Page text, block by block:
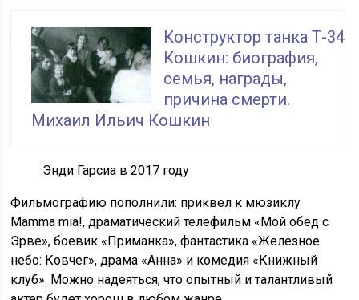
Конструктор танка Т-34
Кошкин: биография,
семья, награды,
причина смерти.
Михаил Ильич Кошкин
Энди Гарсиа в 2017 году
Фильмографию пополнили: приквел к мюзиклу
Mamma mia!, драматический телефильм «Мой обед с
Эрве», боевик «Приманка», фантастика «Железное
небо: Ковчег», драма «Анна» и комедия «Книжный
клуб». Можно надеяться, что опытный и талантливый